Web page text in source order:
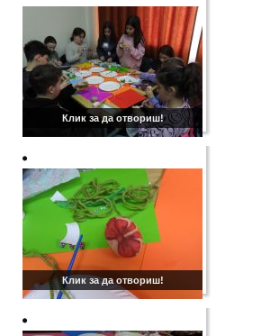
Клик за да отвориш!
Клик за да отвориш!